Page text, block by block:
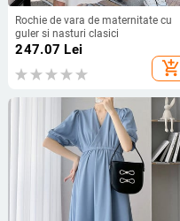
Rochie de vara de maternitate cu
guler si nasturi clasici
247.07 Lei
add_shopping_cart